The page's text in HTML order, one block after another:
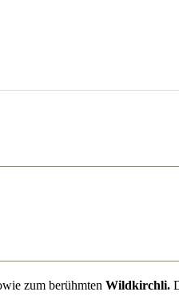
zum berühmten Wildkirchli.